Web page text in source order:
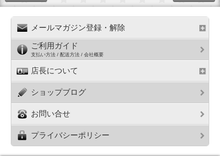
メールマガジン登録・解除
ご利用ガイド
支払い方法 / 配送方法 / 会社概要
店長について
ショップブログ
お問い合せ
プライバシーポリシー